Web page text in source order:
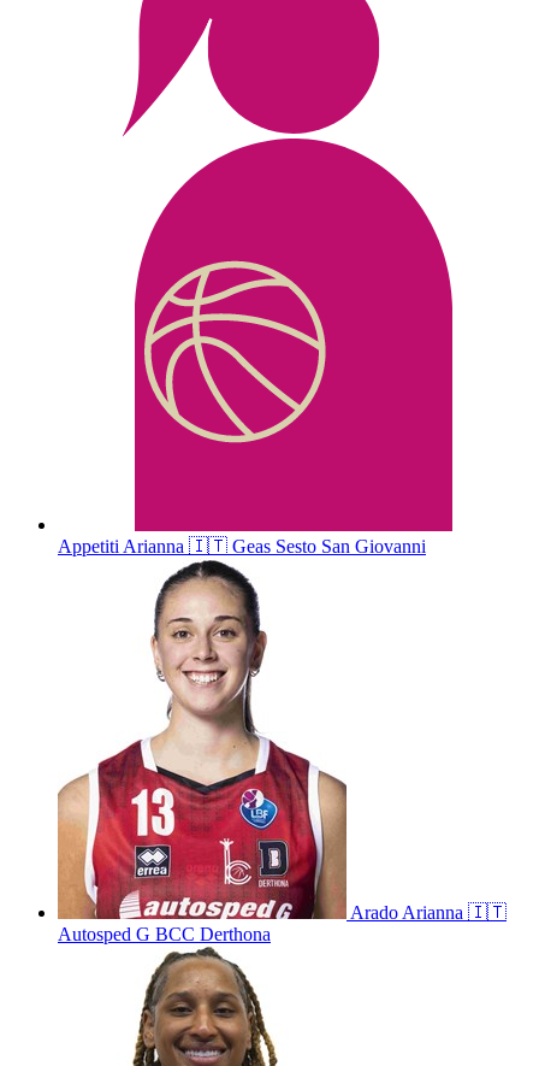
AppetitiArianna 🇮🇹 Geas Sesto San Giovanni
AradoArianna 🇮🇹
Autosped G BCC Derthona